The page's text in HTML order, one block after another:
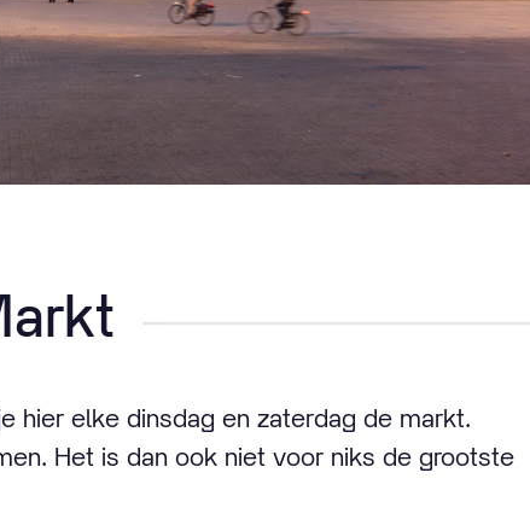
hier elke dinsdag en zaterdag de markt.
Het is dan ook niet voor niks de grootste